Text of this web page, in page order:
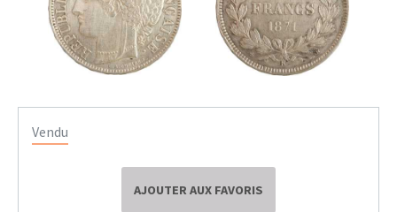
Vendu
AJOUTER AUX FAVORIS